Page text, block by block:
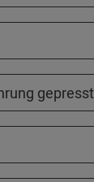
gepresst